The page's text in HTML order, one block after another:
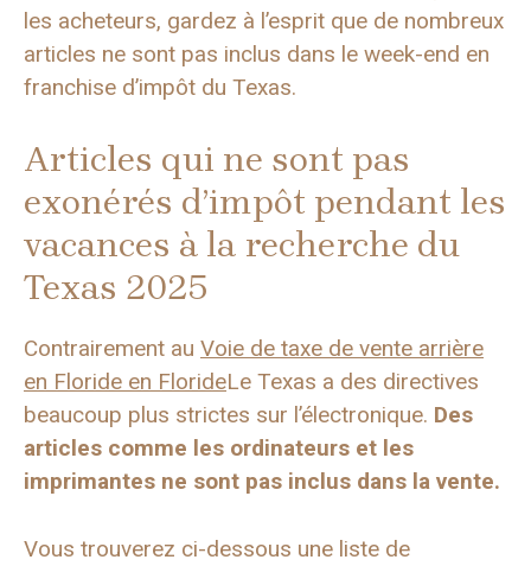
les acheteurs, gardez à l’esprit que de nombreux
articles ne sont pas inclus dans le week-end en
franchise d’impôt du Texas.
Articles qui ne sont pas
exonérés d’impôt pendant les
vacances à la recherche du
Texas 2025
Contrairement au Voie de taxe de vente arrière
en Floride en FlorideLe Texas a des directives
beaucoup plus strictes sur l’électronique. Des
articles comme les ordinateurs et les
imprimantes ne sont pas inclus dans la vente.
Vous trouverez ci-dessous une liste de